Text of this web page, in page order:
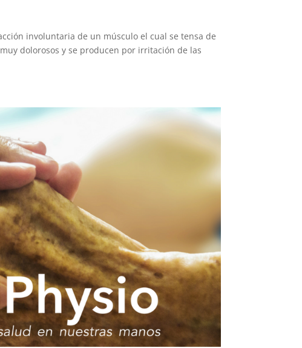
involuntaria de un músculo el cual se tensa de
dolorosos y se producen por irritación de las